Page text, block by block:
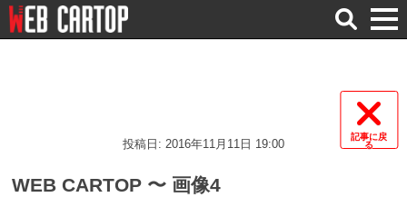
検
索
記事に戻
る
投稿日: 2016年11月11日 19:00
WEB CARTOP 〜 画像4